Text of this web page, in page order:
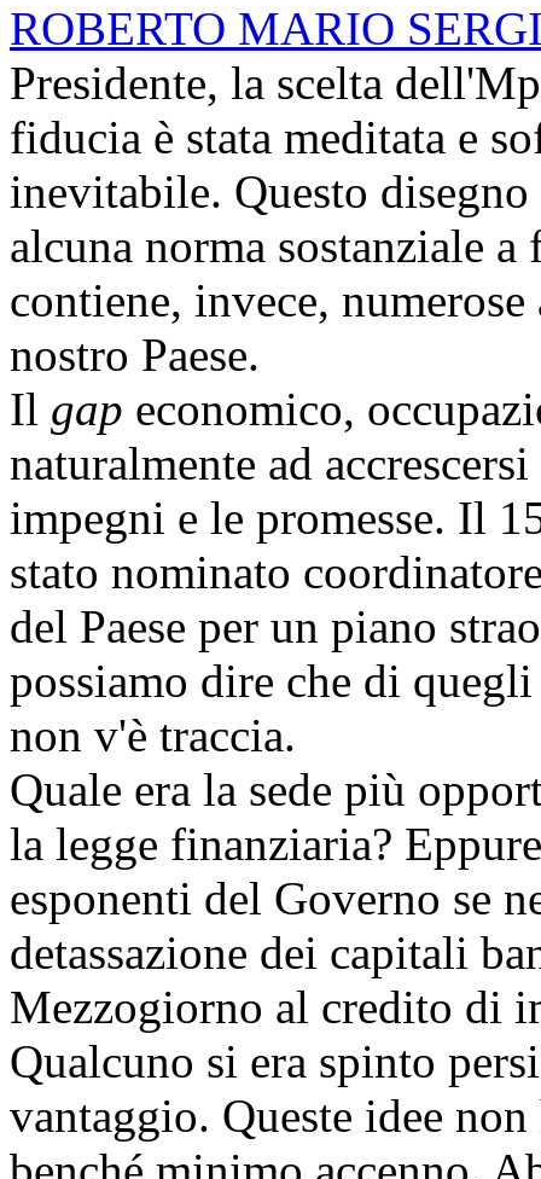
ROBERTO MARIO
Presidente, la scelta
fiducia è stata meditata e
inevitabile. Questo
alcuna norma sostanziale
contiene, invece,
nostro Paese.
Il gap economico,
naturalmente ad
impegni e le promesse. Il
stato nominato
del Paese per un piano
possiamo dire che di
non v'è traccia.
Quale era la sede più
la legge finanziaria?
esponenti del Governo se
detassazione dei capitali
Mezzogiorno al credito di
Qualcuno si era spinto
vantaggio. Queste idee